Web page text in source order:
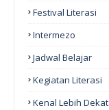
Festival Literasi
Intermezo
Jadwal Belajar
Kegiatan Literasi
Kenal Lebih Dekat